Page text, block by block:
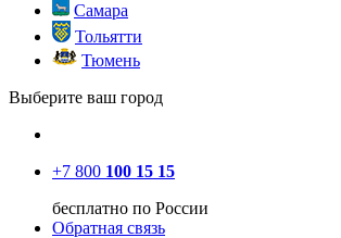
Самара
Тольятти
Тюмень
Выберите ваш город
+7 800 100 15 15
бесплатно по России
Обратная связь